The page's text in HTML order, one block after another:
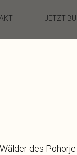
JETZT
des